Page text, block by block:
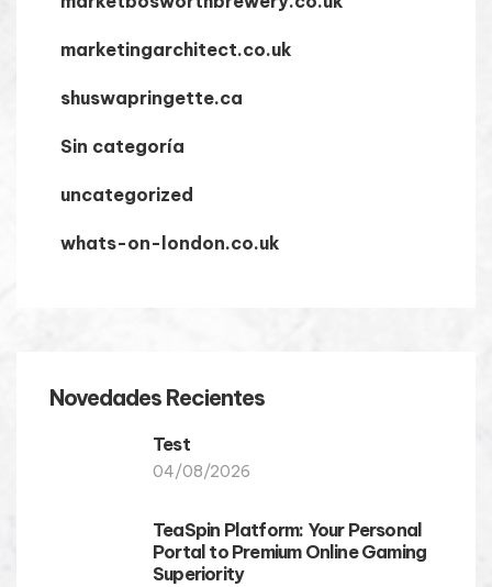
marketingarchitect.co.uk
shuswapringette.ca
Sin categoría
uncategorized
whats-on-london.co.uk
Novedades Recientes
Test
04/08/2026
TeaSpin Platform: Your Personal
Portal to Premium Online Gaming
Superiority